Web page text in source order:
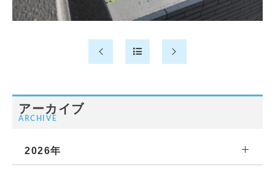
アーカイブ
ARCHIVE
2026年